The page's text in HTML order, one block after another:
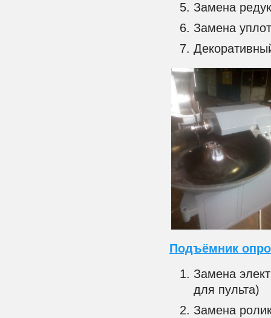
Замена
Замена
Подъёмник
Замена
для пульта)
Замена